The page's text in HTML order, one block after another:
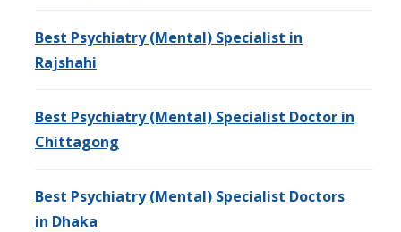
Best Psychiatry (Mental) Specialist in
Rajshahi
Best Psychiatry (Mental) Specialist Doctor in
Chittagong
Best Psychiatry (Mental) Specialist Doctors
in Dhaka